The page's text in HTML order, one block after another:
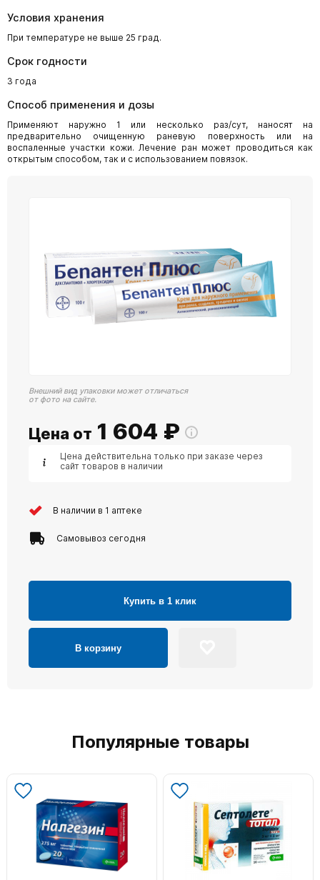
Условия хранения
При температуре не выше 25 град.
Срок годности
3 года
Способ применения и дозы
Применяют наружно 1 или несколько раз/сут, наносят на
предварительно очищенную раневую поверхность или на
воспаленные участки кожи. Лечение ран может проводиться как
открытым способом, так и с использованием повязок.
Внешний вид упаковки может отличаться
от фото на сайте.
Цена от 1 604 ₽
Цена действительна только при заказе через
сайт товаров в наличии
В наличии в 1 аптеке
Самовывоз сегодня
Купить в 1 клик
В корзину
Популярные товары